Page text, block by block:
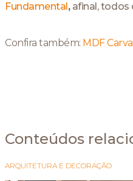
Fundamental,afinal, todos
Confira também: MDF
Conteúdos
ARQUITETURA E DECORAÇÃO